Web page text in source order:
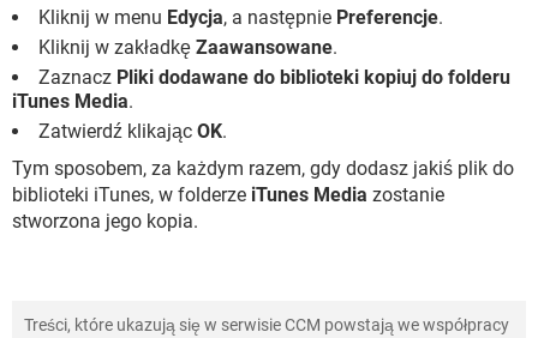
Kliknij w menu Edycja, a następnie Preferencje.
Kliknij w zakładkę Zaawansowane.
Zaznacz Pliki dodawane do biblioteki kopiuj do folderu
iTunes Media.
Zatwierdź klikając OK.
Tym sposobem, za każdym razem, gdy dodasz jakiś plik do
biblioteki iTunes, w folderze iTunes Media zostanie
stworzona jego kopia.
Treści, które ukazują się w serwisie CCM powstają we współpracy